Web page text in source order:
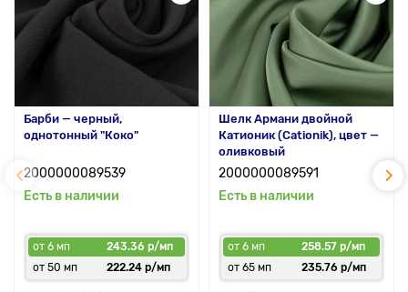
Барби — черный,
однотонный "Коко"
2000000089539
Есть в наличии
от 6 мп
243.36 р/мп
от 50 мп
222.24 р/мп
Шелк Армани двойной
Катионик (Cationik), цвет —
оливковый
2000000089591
Есть в наличии
от 6 мп
258.57 р/мп
от 65 мп
235.76 р/мп